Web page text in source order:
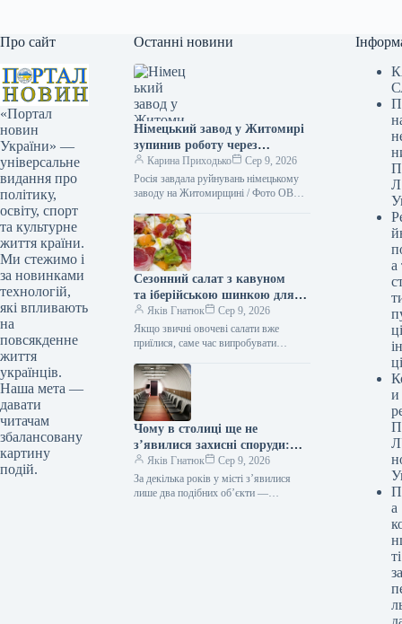
Про сайт
«Портал
новин
України» —
універсальне
видання про
політику,
освіту, спорт
та культурне
життя країни.
Ми стежимо і
за новинками
технологій,
які впливають
на
повсякденне
життя
українців.
Наша мета —
давати
читачам
збалансовану
картину
подій.
Останні новини
Німецький завод у Житомирі
зупинив роботу через
російську атаку, що зачепило
3500 працівників.
Карина Приходько
Сер 9, 2026
Росія завдала руйнувань німецькому
заводу на Житомирщині / Фото ОВА
на Житомир. Внаслідок обстрілу
постраждало…
Сезонний салат з кавуном
та іберійською шинкою для
цінителів вишуканих смаків
Яків Гнатюк
Сер 9, 2026
Якщо звичні овочеві салати вже
приїлися, саме час випробувати
фудблогерів у всьому світі. Солодка
диня, вершковий сир…
Чому в столиці ще не
з’явилися захисні споруди:
відповідь спантеличить
Яків Гнатюк
Сер 9, 2026
За декілька років у місті з’явилися
лише два подібних об’єкти —
Л
а
ці
и
а